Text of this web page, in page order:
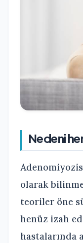
Nedeni
olarak
teoriler öne
henüz izah
hastalarında